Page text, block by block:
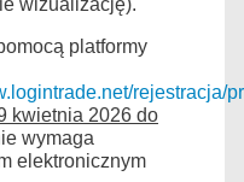
platformy
rejestracja/
kwietnia 2026 do
wymaga
elektronicznym